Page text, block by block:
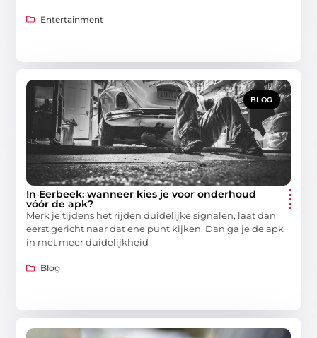
Entertainment
BLOG
In Eerbeek: wanneer kies je voor onderhoud
vóór de apk?
Merk je tijdens het rijden duidelijke signalen, laat dan
eerst gericht naar dat ene punt kijken. Dan ga je de apk
in met meer duidelijkheid
Blog